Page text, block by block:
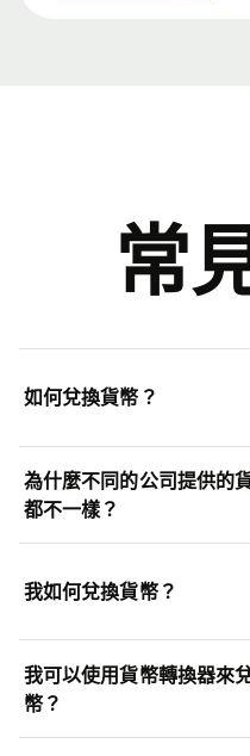
常
如何兌換貨幣？
為什麼不同的公司提供的
都不一樣？
我如何兌換貨幣？
我可以使用貨幣轉換器來
幣？